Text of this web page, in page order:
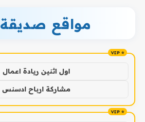
مواقع صديقة
اول اثنين ريادة اعمال
مشاركة ارباح ادسنس